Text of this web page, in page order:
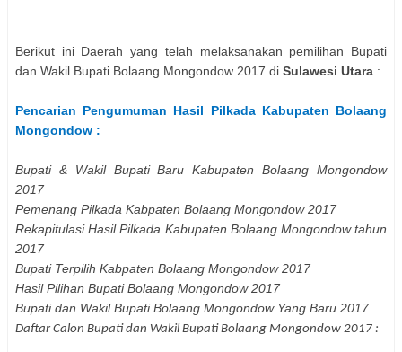
Berikut ini Daerah yang telah melaksanakan pemilihan Bupati
dan Wakil Bupati Bolaang Mongondow 2017 di Sulawesi Utara :
Pencarian Pengumuman Hasil Pilkada Kabupaten Bolaang
Mongondow :
Bupati & Wakil Bupati Baru KabupatenBolaang Mongondow
2017
Pemenang Pilkada Kabpaten Bolaang Mongondow2017
Rekapitulasi Hasil Pilkada Kabupaten Bolaang Mongondowtahun
2017
Bupati Terpilih Kabpaten Bolaang Mongondow2017
Hasil Pilihan BupatiBolaang Mongondow2017
Bupati dan Wakil Bupati Bolaang MongondowYang Baru 2017
Daftar Calon Bupati dan Wakil BupatiBolaang Mongondow 2017 :